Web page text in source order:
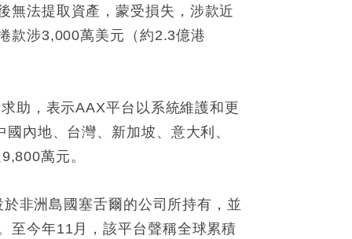
無法提取資產，蒙受損失，涉款近
款涉3,000萬美元（約2.3億港
助，表示AAX平台以系統維護和更
內地、台灣、新加坡、意大利、
萬元。
非洲島國塞舌爾的公司所持有，並
至今年11月，該平台聲稱全球累積